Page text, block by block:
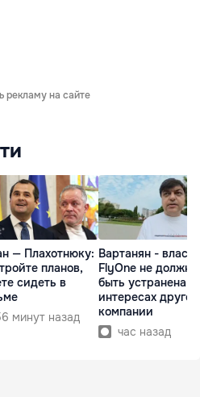
рекламу на сайте
— Плахотнюку:
планов,
сидеть в
минут назад
Вартанян -
FlyOne не должна
быть устранена в
интересах другой
компании
час назад